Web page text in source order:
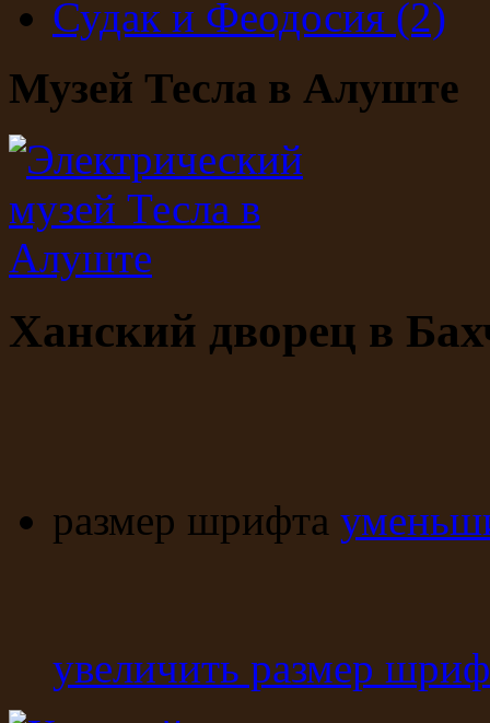
Судак и Феодосия (2)
Музей Тесла в Алуште
Ханский дворец в
размер шрифта
увеличить размер